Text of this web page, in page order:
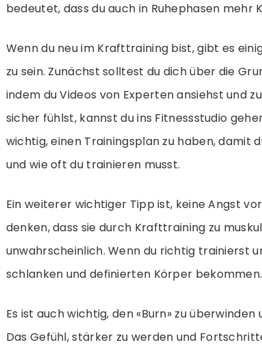
bedeutet, dass du auch in Ruhephasen mehr
Wenn du neu im Krafttraining bist, gibt es
zu sein. Zunächst solltest du dich über die
indem du Videos von Experten ansiehst und
sicher fühlst, kannst du ins Fitnessstudio
wichtig, einen Trainingsplan zu haben, damit
und wie oft du trainieren musst.
Ein weiterer wichtiger Tipp ist, keine Angst
denken, dass sie durch Krafttraining zu
unwahrscheinlich. Wenn du richtig trainierst
schlanken und definierten Körper bekommen.
Es ist auch wichtig, den «Burn» zu
Das Gefühl, stärker zu werden und